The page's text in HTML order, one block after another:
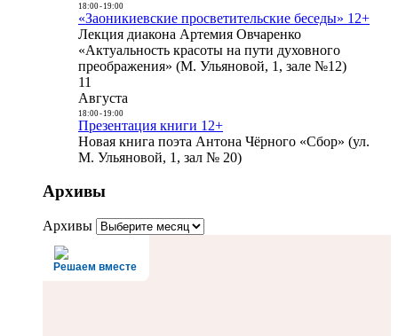
18:00- 19:00
«Заоникиевские просветительские беседы» 12+
Лекция диакона Артемия Овчаренко
«Актуальность красоты на пути духовного
преображения» (М. Ульяновой, 1, зале №12)
11
Августа
18:00- 19:00
Презентация книги 12+
Новая книга поэта Антона Чёрного «Сбор» (ул.
М. Ульяновой, 1, зал № 20)
Архивы
Архивы
Решаем вместе